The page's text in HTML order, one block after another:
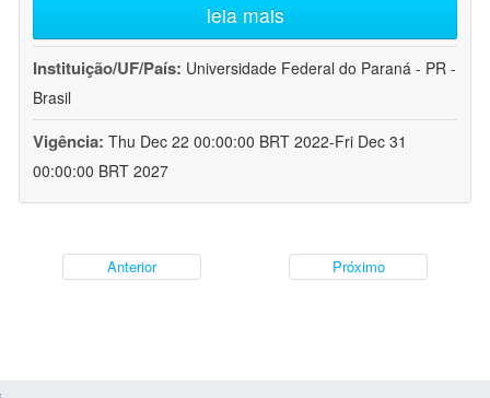
leia mais
Instituição/UF/País: Universidade Federal do Paraná - PR -
Brasil
Vigência: Thu Dec 22 00:00:00 BRT 2022-Fri Dec 31
00:00:00 BRT 2027
Anterior Próximo